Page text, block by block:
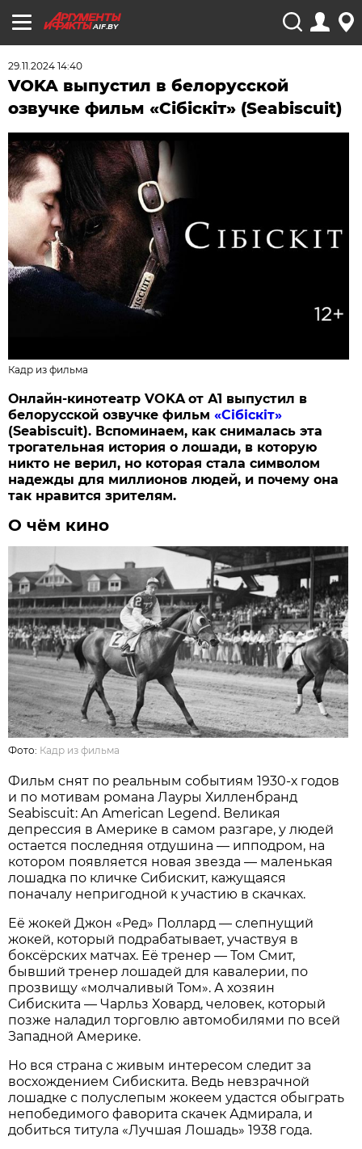
AIF.BY
29.11.2024 14:40
VOKA выпустил в белорусской
озвучке фильм «Сібіскіт» (Seabiscuit)
Кадр из фильма
Онлайн-кинотеатрVOKA от А1 выпустил в
белорусской озвучке фильм«Сібіскіт»
(Seabiscuit). Вспоминаем, как снималась эта
трогательная историяо лошади, в которую
никто не верил, но которая стала символом
надежды для миллионов людей, и почему она
так нравится зрителям.
О чём кино
Фото: Кадр из фильма
Фильм снят по реальным событиям 1930-х годов
и по мотивам романа Лауры Хилленбранд
Seabiscuit: An American Legend. Великая
депрессия в Америке в самом разгаре, у людей
остается последняя отдушина — ипподром, на
котором появляется новая звезда — маленькая
лошадка по кличке Сибискит, кажущаяся
поначалу непригодной к участию в скачках.
Её жокей Джон «Ред» Поллард — слепнущий
жокей, который подрабатывает, участвуя в
боксёрских матчах. Её тренер — Том Смит,
бывший тренер лошадей для кавалерии, по
прозвищу «молчаливый Том». А хозяин
Сибискита — Чарльз Ховард, человек, который
позже наладил торговлю автомобилями по всей
Западной Америке.
Но вся страна с живым интересом следит за
восхождением Сибискита. Ведь невзрачной
лошадке с полуслепым жокеем удастся обыграть
непобедимого фаворита скачек Адмирала, и
добиться титула «Лучшая Лошадь» 1938 года.